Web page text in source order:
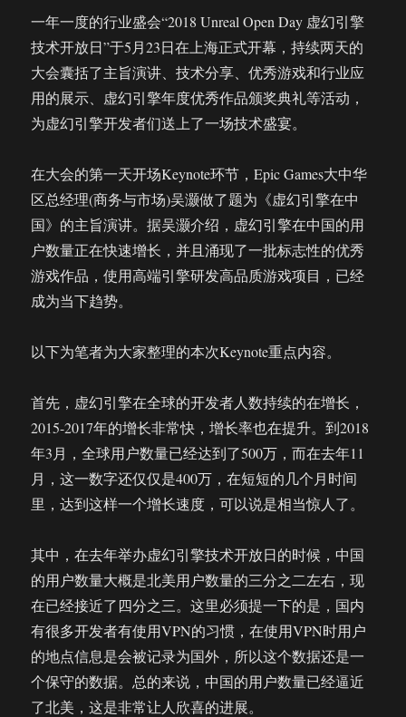
一年一度的行业盛会“2018 Unreal Open Day 虚幻引擎
技术开放日”于5月23日在上海正式开幕，持续两天的
大会囊括了主旨演讲、技术分享、优秀游戏和行业应
用的展示、虚幻引擎年度优秀作品颁奖典礼等活动，
为虚幻引擎开发者们送上了一场技术盛宴。
在大会的第一天开场Keynote环节，Epic Games大中华
区总经理(商务与市场)吴灏做了题为《虚幻引擎在中
国》的主旨演讲。据吴灏介绍，虚幻引擎在中国的用
户数量正在快速增长，并且涌现了一批标志性的优秀
游戏作品，使用高端引擎研发高品质游戏项目，已经
成为当下趋势。
以下为笔者为大家整理的本次Keynote重点内容。
首先，虚幻引擎在全球的开发者人数持续的在增长，
2015-2017年的增长非常快，增长率也在提升。到2018
年3月，全球用户数量已经达到了500万，而在去年11
月，这一数字还仅仅是400万，在短短的几个月时间
里，达到这样一个增长速度，可以说是相当惊人了。
其中，在去年举办虚幻引擎技术开放日的时候，中国
的用户数量大概是北美用户数量的三分之二左右，现
在已经接近了四分之三。这里必须提一下的是，国内
有很多开发者有使用VPN的习惯，在使用VPN时用户
的地点信息是会被记录为国外，所以这个数据还是一
个保守的数据。总的来说，中国的用户数量已经逼近
了北美，这是非常让人欣喜的进展。